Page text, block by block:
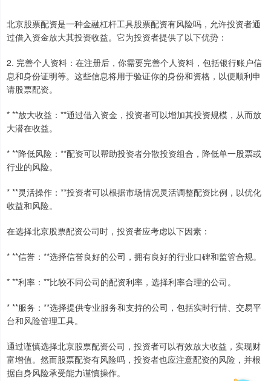
北京股票配资是一种金融杠杆工具股票配资有风险吗，允许投资者通
过借入资金放大其投资收益。它为投资者提供了以下优势：
2. 完善个人资料：在注册后，你需要完善个人资料，包括银行账户信
息和身份证明等。这些信息将用于验证你的身份和资格，以便顺利申
请股票配资。
* **放大收益：**通过借入资金，投资者可以增加其投资规模，从而放
大潜在收益。
* **降低风险：**配资可以帮助投资者分散投资组合，降低单一股票或
行业的风险。
* **灵活操作：**投资者可以根据市场情况灵活调整配资比例，以优化
收益和风险。
在选择北京股票配资公司时，投资者应考虑以下因素：
* **信誉：**选择信誉良好的公司，拥有良好的行业口碑和监管合规。
* **利率：**比较不同公司的配资利率，选择利率合理的公司。
* **服务：**选择提供专业服务和支持的公司，包括实时行情、交易平
台和风险管理工具。
通过谨慎选择北京股票配资公司，投资者可以有效放大收益，实现财
富增值。然而股票配资有风险吗，投资者也应注意配资的风险，并根
据自身风险承受能力谨慎操作。